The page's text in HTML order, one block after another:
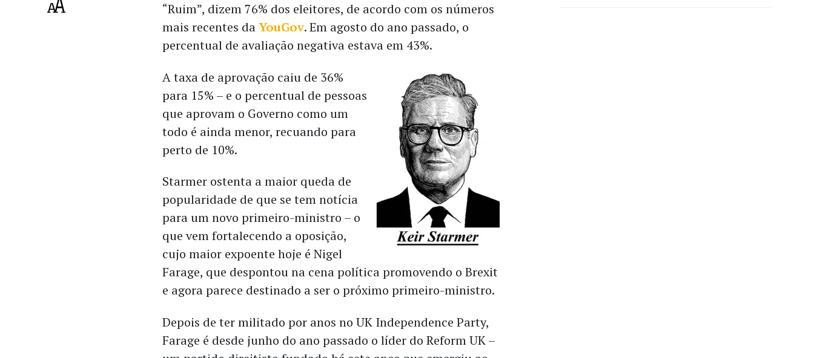
“Ruim”, dizem 76% dos eleitores, de acordo com os números
mais recentes daYouGov. Em agosto do ano passado, o
percentual de avaliação negativa estava em 43%.
A taxa de aprovação caiu de 36%
para 15% – e o percentual de pessoas
que aprovam o Governo como um
todo é ainda menor, recuando para
perto de 10%.
Starmer ostenta a maior queda de
popularidade de que se tem notícia
para um novo primeiro-ministro – o
que vem fortalecendo a oposição,
cujo maior expoente hoje é Nigel
Farage, que despontou na cena política promovendo o Brexit
e agora parece destinado a ser o próximo primeiro-ministro.
Depois de ter militado por anos no UK Independence Party,
Farage é desde junho do ano passado o líder do Reform UK –